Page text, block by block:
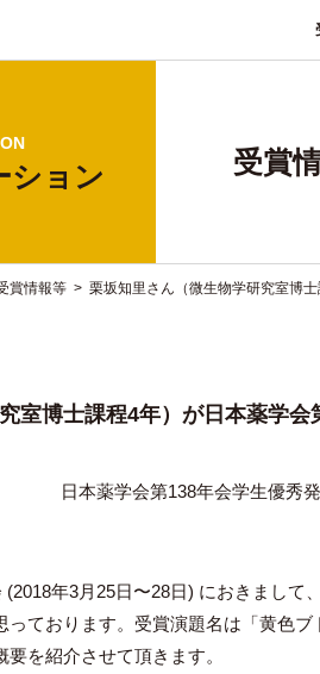
ション 受賞
賞情報等 > 栗坂知里さん（微生物学研究室博
室博士課程4年）が日本薬学
日本薬学会第138年会学生優秀
年3月25日〜28日) におきまして
っております。受賞演題名は「黄色
を紹介させて頂きます。